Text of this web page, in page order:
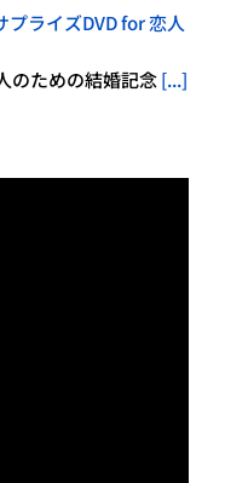
ライズDVD for 恋人
のための結婚記念[...]